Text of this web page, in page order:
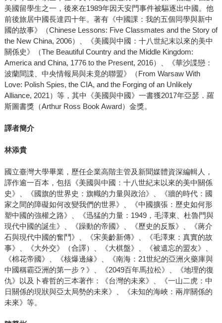
美國留學生之一，後來在1989年因天安門事件被驅逐出中國。他
前後旅居中國長達四十年。著有《中國課：我的五個同學與新中
國的故事》（Chinese Lessons: Five Classmates and the Story of
the New China, 2006）、《美國與中國：十八世紀末以來的美中
關係史》（The Beautiful Country and the Middle Kingdom:
America and China, 1776 to the Present, 2016）、《華沙諜戀：
波蘭間諜、中央情報局與未竟的聯盟》（From Warsaw With
Love: Polish Spies, the CIA, and the Forging of an Unlikely
Alliance, 2021）等，其中《美國與中國》一書獲2017年亞瑟．羅
斯圖書獎（Arthur Ross Book Award）金獎。
譯者簡介
林添貴
國立臺灣大學畢業，歷任企業高階主管及新聞媒體資深編輯人，
譯作逾一百本，包括《美國與中國：十八世紀末以來的美中關係
史》、《國旗的世界史：旗幟的力量與政治》、《牆的時代：國
家之間的障礙如何改變我們的世界》、《中國擴張：歷史如何形
塑中國的強權之路》、《迅猛的力量：1949，毛澤東、杜魯門與
現代中國的誕生》、《躁動的帝國》、《歷史的反叛》、《蔣介
石與現代中國的奮鬥》、《宋美齡新傳》、《毛澤東：真實的故
事》、《大外交》（合譯）、《大棋盤》、《被遺忘的盟友》、
《棉花帝國》、《核爆邊緣》、《南海：21世紀的亞洲火藥庫與
中國稱霸亞洲的第一步？》、《2049百年馬拉松》、《地理的復
仇》以及卜睿哲的三本著作：《台灣的未來》、《一山二虎：中
日關係的現狀與亞太局勢的未來》、《未知的海峽：兩岸關係的
未來》等。